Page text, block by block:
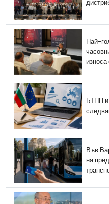
Най-
износа
БТПП и
Във
на